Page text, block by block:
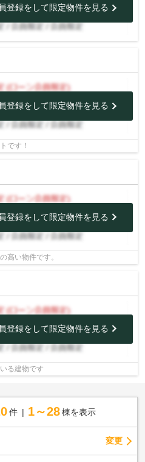
登録をして限定物件を見る
登録をして限定物件を見る
です！
登録をして限定物件を見る
高い物件です。
登録をして限定物件を見る
る建物です
件 1～28 棟を表示
変更